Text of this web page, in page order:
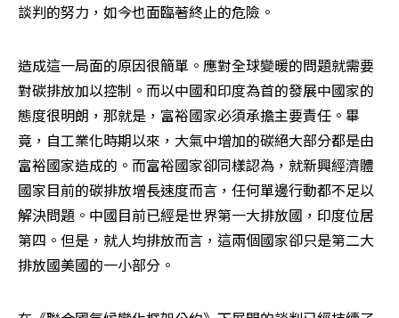
談判的努力，如今也面臨著終止的危險。
造成這一局面的原因很簡單。應對全球變暖的問題就需要
對碳排放加以控制。而以中國和印度為首的發展中國家的
態度很明朗，那就是，富裕國家必須承擔主要責任。畢
竟，自工業化時期以來，大氣中增加的碳絕大部分都是由
富裕國家造成的。而富裕國家卻同樣認為，就新興經濟體
國家目前的碳排放增長速度而言，任何單邊行動都不足以
解決問題。中國目前已經是世界第一大排放國，印度位居
第四。但是，就人均排放而言，這兩個國家卻只是第二大
排放國美國的一小部分。